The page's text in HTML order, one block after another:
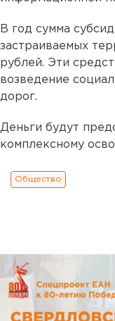
В год сумма
застраиваемых
рублей. Эти
возведение
дорог.
Деньги будут
комплексному
Общество